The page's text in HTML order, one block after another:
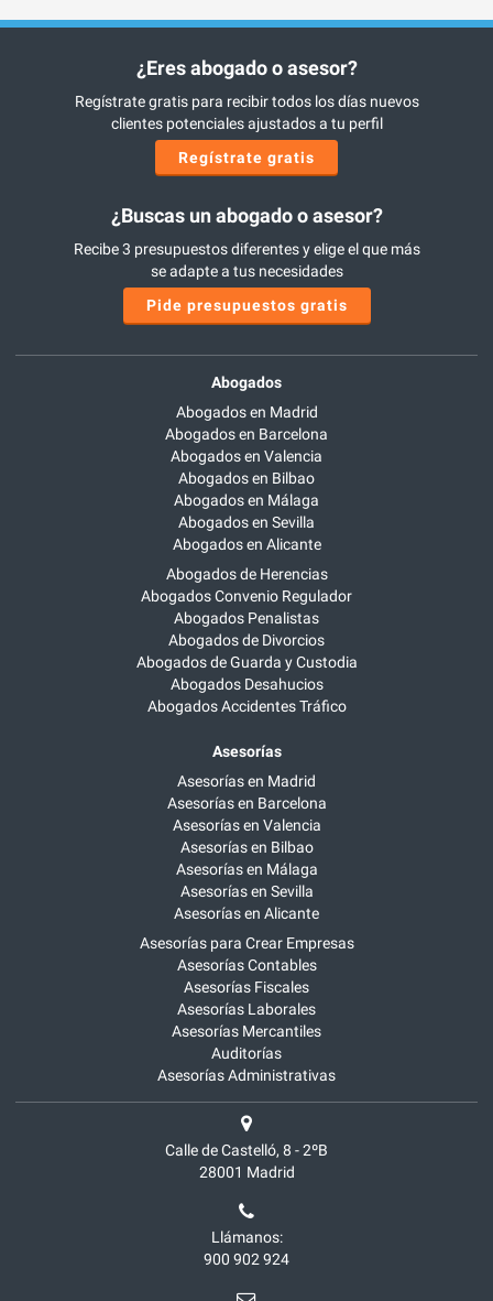
¿Eres abogado o asesor?
Regístrate gratis para recibir todos los días nuevos
clientes potenciales ajustados a tu perfil
Regístrate gratis
¿Buscas un abogado o asesor?
Recibe 3 presupuestos diferentes y elige el que más
se adapte a tus necesidades
Pide presupuestos gratis
Abogados
Abogados en Madrid
Abogados en Barcelona
Abogados en Valencia
Abogados en Bilbao
Abogados en Málaga
Abogados en Sevilla
Abogados en Alicante
Abogados de Herencias
Abogados Convenio Regulador
Abogados Penalistas
Abogados de Divorcios
Abogados de Guarda y Custodia
Abogados Desahucios
Abogados Accidentes Tráfico
Asesorías
Asesorías en Madrid
Asesorías en Barcelona
Asesorías en Valencia
Asesorías en Bilbao
Asesorías en Málaga
Asesorías en Sevilla
Asesorías en Alicante
Asesorías para Crear Empresas
Asesorías Contables
Asesorías Fiscales
Asesorías Laborales
Asesorías Mercantiles
Auditorías
Asesorías Administrativas
Calle de Castelló, 8 - 2ºB
28001 Madrid
Llámanos:
900 902 924